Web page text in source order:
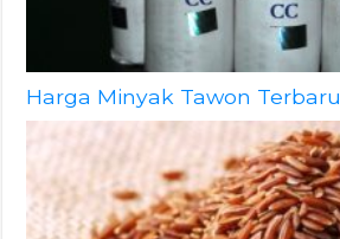
Harga Minyak Tawon Terbaru